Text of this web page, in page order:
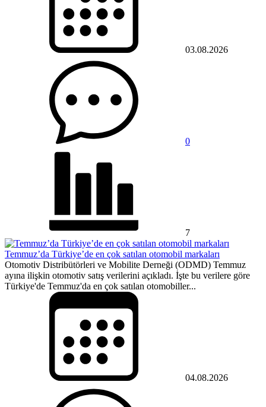
03.08.2026
0
7
Temmuz’da Türkiye’de en çok satılan otomobil markaları
Otomotiv Distribütörleri ve Mobilite Derneği (ODMD) Temmuz
ayına ilişkin otomotiv satış verilerini açıkladı. İşte bu verilere göre
Türkiye'de Temmuz'da en çok satılan otomobiller...
04.08.2026